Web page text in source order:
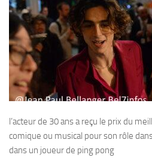
l’acteur de 30 ans a reçu le prix du
comique ou musical pour son rôle
dans un joueur de ping pong